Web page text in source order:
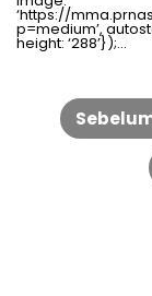
‘https://
p=medium’,
height: ‘288’});…
Paginasi
pos